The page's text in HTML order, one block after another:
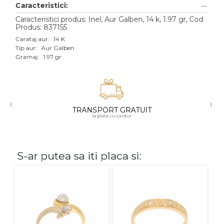
Aur alb
Aur roz
Aur mixt
18K
Caracteristici:
Caracteristici produs: Inel, Aur Galben, 14 k, 1.97 gr, Cod
Produs: 837155
Carataj aur: 14 K
Tip aur: Aur Galben
Gramaj: 1.97 gr
‹ TRANSPORT GRATUIT
la plata cu cardul
›
S-ar putea sa iti placa si: